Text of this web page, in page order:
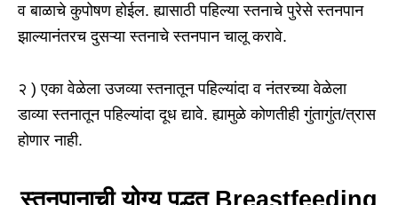
व बाळाचे कुपोषण होईल. ह्यासाठी पहिल्या स्तनाचे पुरेसे स्तनपान
झाल्यानंतरच दुसऱ्या स्तनाचे स्तनपान चालू करावे.
२ ) एका वेळेला उजव्या स्तनातून पहिल्यांदा व नंतरच्या वेळेला
डाव्या स्तनातून पहिल्यांदा दूध द्यावे. ह्यामुळे कोणतीही गुंतागुंत/त्रास
होणार नाही.
स्तनपानाची योग्य पद्धत Breastfeeding